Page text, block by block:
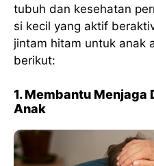
tubuh dan kesehatan
si kecil yang aktif
jintam hitam untuk anak
berikut:
1. Membantu Menjaga
Anak